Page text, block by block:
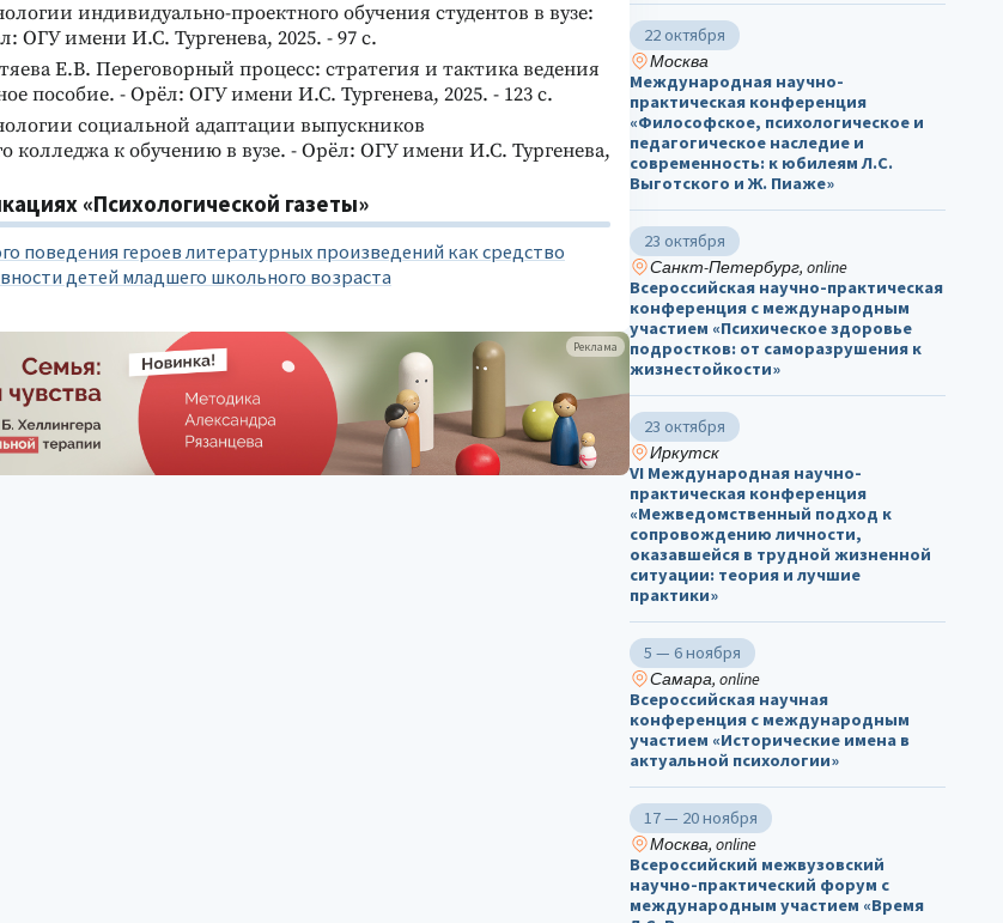
индивидуально-проектного обучения студентов в вузе:
ОГУ имени И.С. Тургенева, 2025. - 97 с.
Е.В. Переговорный процесс: стратегия и тактика ведения
пособие. - Орёл: ОГУ имени И.С. Тургенева, 2025. - 123 с.
социальной адаптации выпускников
колледжа к обучению в вузе. - Орёл: ОГУ имени И.С. Тургенева,
«Психологической газеты»
поведения героев литературных произведений как средство
детей младшего школьного возраста
Реклама
22 октября
Москва
Международная научно-
практическая конференция
«Философское, психологическое и
педагогическое наследие и
современность: к юбилеям Л.С.
Выготского и Ж. Пиаже»
23 октября
Санкт-Петербург, online
Всероссийская научно-практическая
конференция с международным
участием «Психическое здоровье
подростков: от саморазрушения к
жизнестойкости»
23 октября
Иркутск
VI Международная научно-
практическая конференция
«Межведомственный подход к
сопровождению личности,
оказавшейся в трудной жизненной
ситуации: теория и лучшие
практики»
5 — 6 ноября
Самара, online
Всероссийская научная
конференция с международным
участием «Исторические имена в
актуальной психологии»
17 — 20 ноября
Москва, online
Всероссийский межвузовский
научно-практический форум с
международным участием «Время